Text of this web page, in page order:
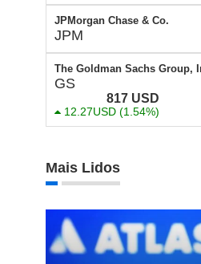
JPMorgan Chase & Co.
JPM
The Goldman Sachs Group,
GS
817 USD
12.27USD (1.54%)
Mais Lidos